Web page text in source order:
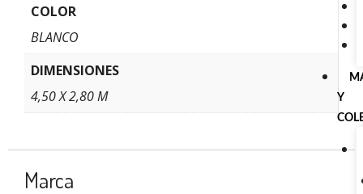
Y
COLOR
BLANCO
DIMENSIONES
4,50 X 2,80 M
Marca